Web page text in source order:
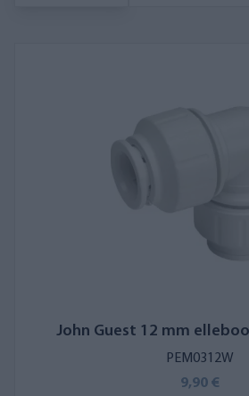
John Guest 12 mm
PEM0312W
9,90 €